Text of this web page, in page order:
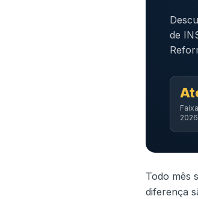
de
2026
Todo mês
diferença